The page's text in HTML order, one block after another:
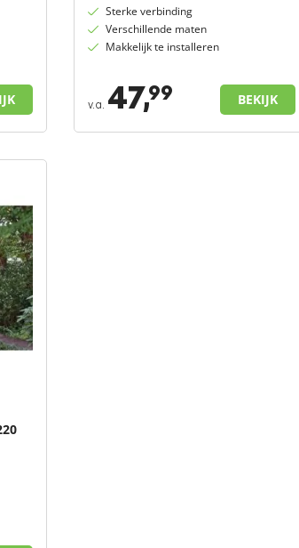
Sterke verbinding
Verschillende maten
Makkelijk te installeren
v.a. 47,99 BEKIJK